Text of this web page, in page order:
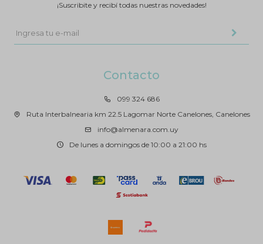
Contacto
099 324 686
Ruta Interbalnearia km 22.5 Lagomar Norte Canelones, Canelones
info@almenara.com.uy
De lunes a domingos de 10:00 a 21:00 hs
¡Suscribite y recibí todas nuestras novedades!